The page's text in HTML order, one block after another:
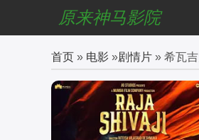
原来神马影院
首页 » 电影 »剧情片 » 希瓦